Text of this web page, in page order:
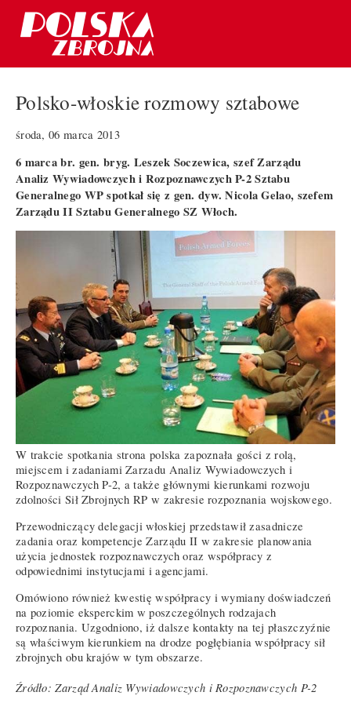
Polsko-włoskie rozmowy sztabowe
środa, 06 marca 2013
6 marca br. gen. bryg. Leszek Soczewica, szef Zarządu
Analiz Wywiadowczych i Rozpoznawczych P-2 Sztabu
Generalnego WP spotkał się z gen. dyw. Nicola Gelao, szefem
Zarządu II Sztabu Generalnego SZ Włoch.
W trakcie spotkania strona polska zapoznała gości z rolą,
miejscem i zadaniami Zarzadu Analiz Wywiadowczych i
Rozpoznawczych P-2, a także głównymi kierunkami rozwoju
zdolności Sił Zbrojnych RP w zakresie rozpoznania wojskowego.
Przewodniczący delegacji włoskiej przedstawił zasadnicze
zadania oraz kompetencje Zarządu II w zakresie planowania
użycia jednostek rozpoznawczych oraz współpracy z
odpowiednimi instytucjami i agencjami.
Omówiono również kwestię współpracy i wymiany doświadczeń
na poziomie eksperckim w poszczególnych rodzajach
rozpoznania. Uzgodniono, iż dalsze kontakty na tej płaszczyźnie
są właściwym kierunkiem na drodze pogłębiania współpracy sił
zbrojnych obu krajów w tym obszarze.
Źródło: Zarząd Analiz Wywiadowczych i Rozpoznawczych P-2